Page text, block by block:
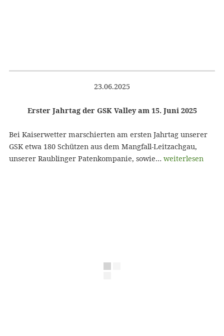
23.06.2025
Erster Jahrtag der GSK Valley am 15. Juni 2025
Bei Kaiserwetter marschierten am ersten Jahrtag unserer
GSK etwa 180 Schützen aus dem Mangfall-Leitzachgau,
unserer Raublinger Patenkompanie, sowie… weiterlesen